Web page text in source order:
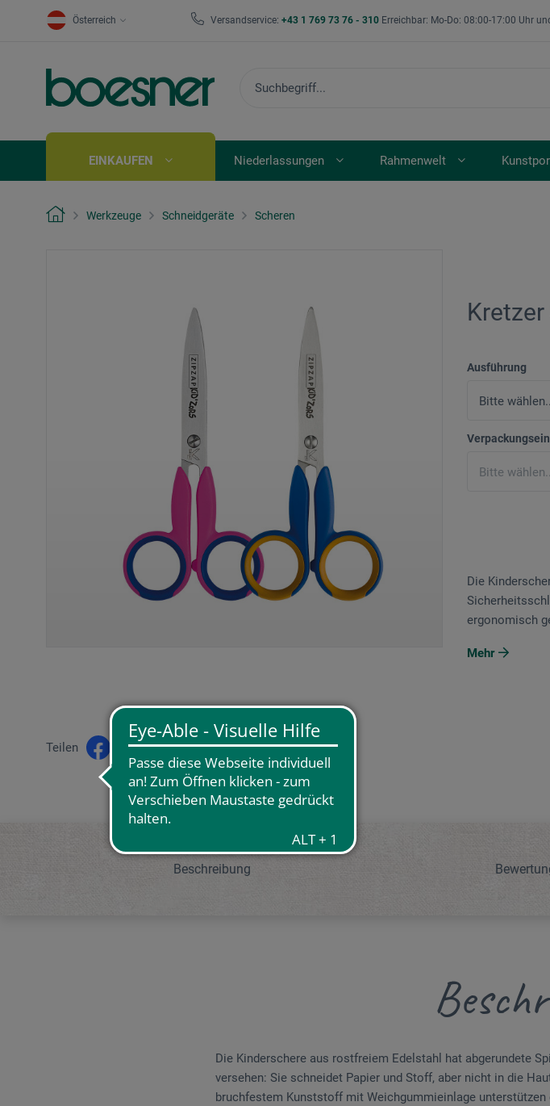
Österreich Versandservice: +43 1 769 73 76 - 310 Erreichbar: Mo-Do: 08:00-17:00 Uhr
EINKAUFEN Niederlassungen Rahmenwelt
Werkzeuge Schneidgeräte Scheren
Ausführung
Teilen
Die
ergonomisch
Mehr
Beschreibung
Die Kinderschere aus rostfreiem Edelstahl hat abgerundete
versehen: Sie schneidet Papier und Stoff, aber nicht in die
bruchfestem Kunststoff mit Weichgummieinlage